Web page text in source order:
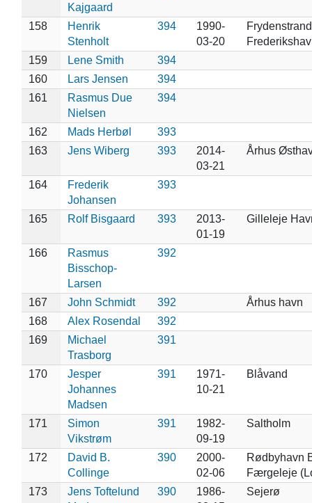
Kajgaard
158
Henrik
Stenholt
394
1990-
03-20
159
Lene Smith
394
160
Lars Jensen
394
161
Rasmus Due
Nielsen
394
162 Mads Herbøl
393
163
Jens Wiberg 393
2014-
03-21
Århus
164
Frederik
Johansen
393
165 Rolf Bisgaard 393
2013-
01-19
Gilleleje
166
Rasmus
Bisschop-
Larsen
392
167 John Schmidt 392
Århus havn
168
Alex Rosendal
392
169
Michael
Trasborg
391
170
Jesper
Johannes
Madsen
391
1971-
10-21
Blåvand
171
Simon
Vikstrøm
391
1982-
09-19
Saltholm
172
David B.
Collinge
390
2000-
02-06
Rødbyhavn
Færgeleje
173
Jens Toftelund
390
1986-
Sejerø